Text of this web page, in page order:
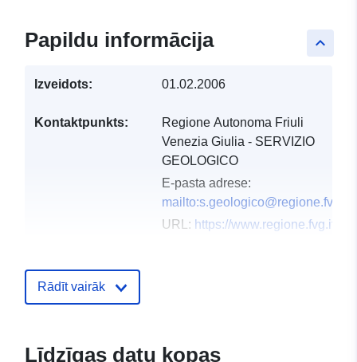
keyboard_arrow_up
Papildu informācija
Izveidots: 01.02.2006
Kontaktpunkts:
Regione Autonoma Friuli
Venezia Giulia - SERVIZIO
GEOLOGICO
E-pasta adrese:
mailto:s.geologico@regione.fvg.it
URL: https://www.regione.fvg.it
ieraksts:
Rādīt vairāk
Līdzīgas datu kopas